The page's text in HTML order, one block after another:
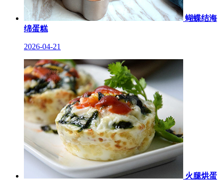
蝴蝶结海
绵蛋糕
2026-04-21
火腿烘蛋